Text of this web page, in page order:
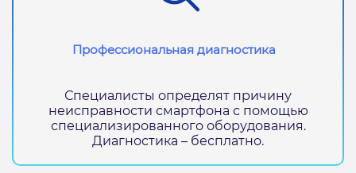
Профессиональная диагностика
Специалисты определят причину
неисправности смартфона с помощью
специализированного оборудования.
Диагностика – бесплатно.